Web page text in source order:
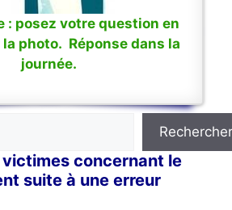
: posez votre question en
photo. Réponse dans la
journée.
Rechercher
concernant le
suite à une erreur